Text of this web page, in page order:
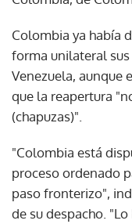
Colombia ya había
forma unilateral
Venezuela, aunque
que la reapertura
(chapuzas)".
"Colombia está
proceso ordenado
paso fronterizo",
de su despacho.